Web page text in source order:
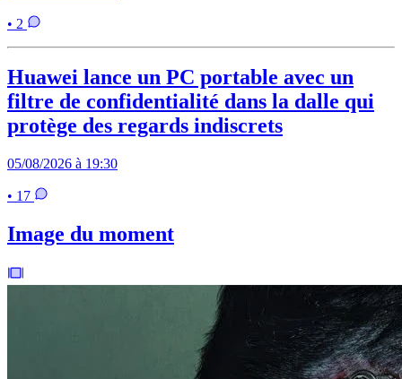
• 2
Huawei lance un PC portable avec un
filtre de confidentialité dans la dalle qui
protège des regards indiscrets
05/08/2026 à 19:30
• 17
Image du moment